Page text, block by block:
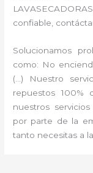
confiable,
Solucionamos
como: No
(…) Nuestro
repuestos 100%
nuestros
por parte de la
tanto necesitas a